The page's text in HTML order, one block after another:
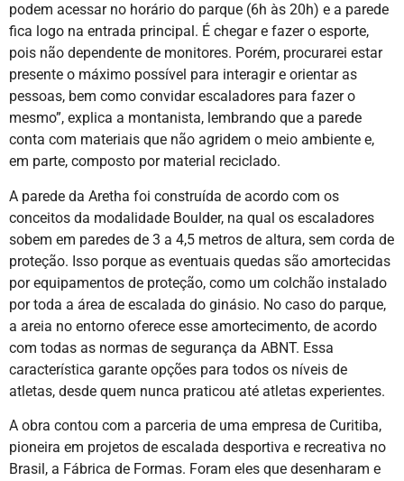
podem acessar no horário do parque (6h às 20h) e a parede
fica logo na entrada principal. É chegar e fazer o esporte,
pois não dependente de monitores. Porém, procurarei estar
presente o máximo possível para interagir e orientar as
pessoas, bem como convidar escaladores para fazer o
mesmo”, explica a montanista, lembrando que a parede
conta com materiais que não agridem o meio ambiente e,
em parte, composto por material reciclado.
A parede da Aretha foi construída de acordo com os
conceitos da modalidade Boulder, na qual os escaladores
sobem em paredes de 3 a 4,5 metros de altura, sem corda de
proteção. Isso porque as eventuais quedas são amortecidas
por equipamentos de proteção, como um colchão instalado
por toda a área de escalada do ginásio. No caso do parque,
a areia no entorno oferece esse amortecimento, de acordo
com todas as normas de segurança da ABNT. Essa
característica garante opções para todos os níveis de
atletas, desde quem nunca praticou até atletas experientes.
A obra contou com a parceria de uma empresa de Curitiba,
pioneira em projetos de escalada desportiva e recreativa no
Brasil, a Fábrica de Formas. Foram eles que desenharam e